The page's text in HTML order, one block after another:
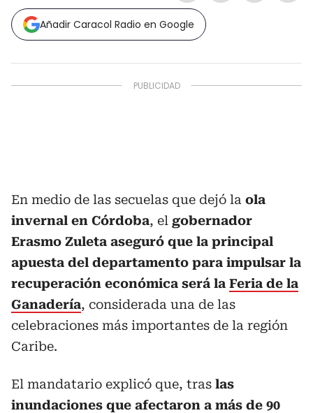
Añadir Caracol Radio en Google
En medio de las secuelas que dejó la ola
invernal en Córdoba, el gobernador
Erasmo Zuleta aseguró que la principal
apuesta del departamento para impulsar la
recuperación económica será la Feria de la
Ganadería, considerada una de las
celebraciones más importantes de la región
Caribe.
El mandatario explicó que, tras las
inundaciones que afectaron a más de 90